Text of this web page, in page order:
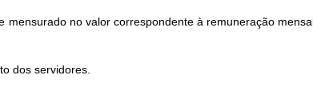
no valor correspondente à remuneração
dos servidores.